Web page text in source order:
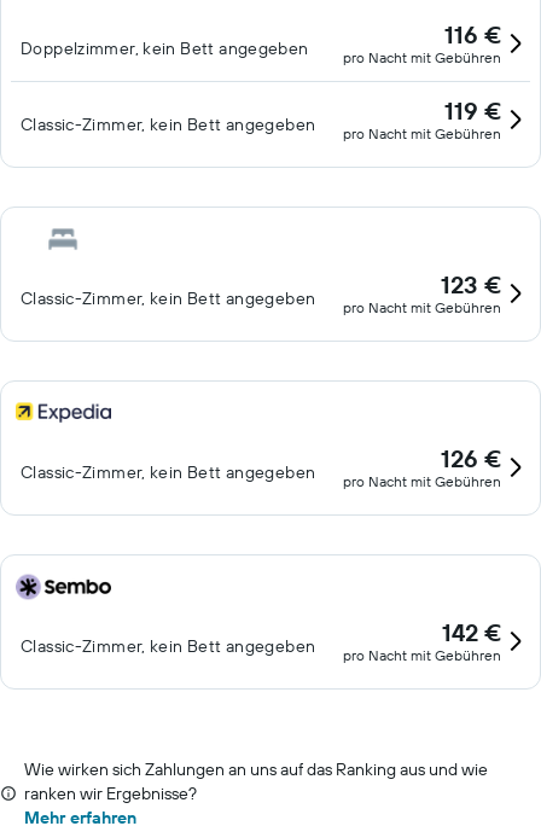
Doppelzimmer, kein Bett angegeben 116 €
pro Nacht mit Gebühren
Classic-Zimmer, kein Bett angegeben 119 €
pro Nacht mit Gebühren
Classic-Zimmer, kein Bett angegeben 123 €
pro Nacht mit Gebühren
Classic-Zimmer, kein Bett angegeben 126 €
pro Nacht mit Gebühren
Classic-Zimmer, kein Bett angegeben 142 €
pro Nacht mit Gebühren
Wie wirken sich Zahlungen an uns auf das Ranking aus und wie
ranken wir Ergebnisse?
Mehr erfahren